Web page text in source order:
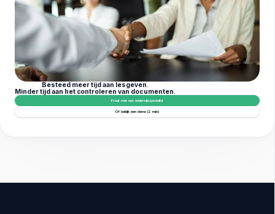
Besteed meer tijd aan lesgeven.
Minder tijd aan het controleren van documenten.
Praat met een onderwijsspecialist
Of bekijk een demo (2 min)